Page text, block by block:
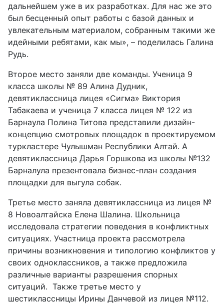
дальнейшем уже в их разработках. Для нас же это
был бесценный опыт работы с базой данных и
увлекательным материалом, собранным такими же
идейными ребятами, как мы», – поделилась Галина
Рудь.
Второе место заняли две команды. Ученица 9
класса школы № 89 Алина Дудник,
девятиклассница лицея «Сигма» Виктория
Табакаева и ученица 7 класса лицея № 122 из
Барнаула Полина Титова представили дизайн-
концепцию смотровых площадок в проектируемом
туркластере Чулышман Республики Алтай. А
девятиклассница Дарья Горшкова из школы №132
Барналула презентовала бизнес-план создания
площадки для выгула собак.
Третье место заняла девятиклассница из лицея №
8 Новоалтайска Елена Шалина. Школьница
исследовала стратегии поведения в конфликтных
ситуациях. Участница проекта рассмотрела
причины возникновения и типологию конфликтов у
своих одноклассников, а также предложила
различные варианты разрешения спорных
ситуаций. Также третье место у
шестиклассницы Ирины Данчевой из лицея №112.